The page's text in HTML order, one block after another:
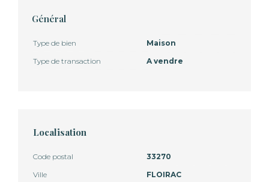
Général
Type de bien
Maison
Type de transaction
A vendre
Localisation
Code postal
33270
Ville
FLOIRAC